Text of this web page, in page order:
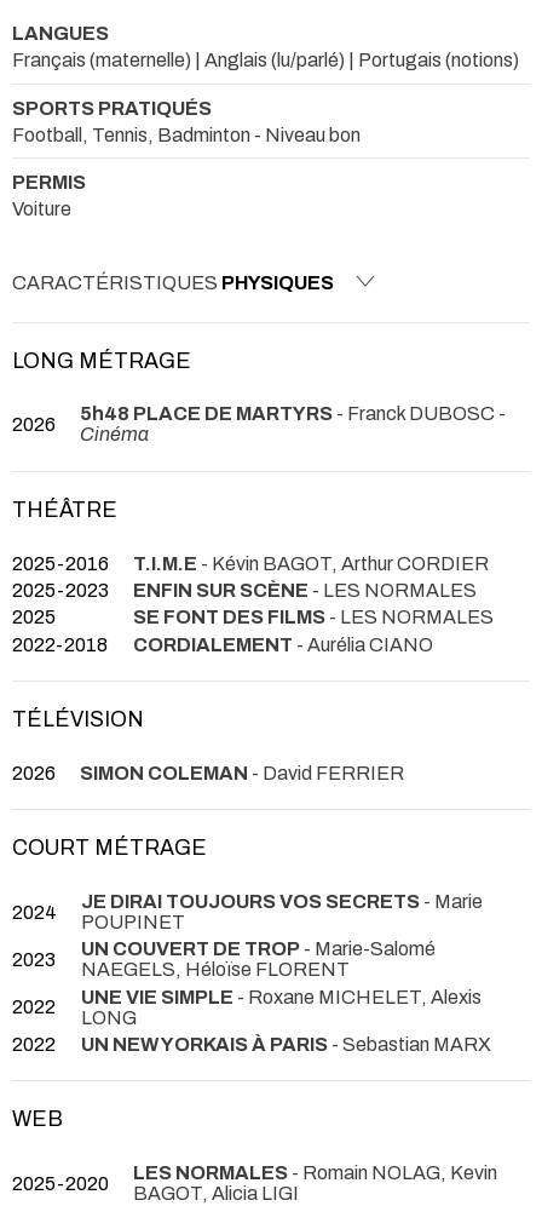
LANGUES
Français (maternelle) | Anglais (lu/parlé) | Portugais (notions)
SPORTS PRATIQUÉS
Football, Tennis, Badminton - Niveau bon
PERMIS
Voiture
CARACTÉRISTIQUES PHYSIQUES
LONG MÉTRAGE
2026 5h48 PLACE DE MARTYRS - Franck DUBOSC -
Cinéma
THÉÂTRE
2025-2016 T.I.M.E - Kévin BAGOT, Arthur CORDIER
2025-2023
ENFIN SUR SCÈNE - LES NORMALES
2025
SE FONT DES FILMS - LES NORMALES
2022-2018
CORDIALEMENT - Aurélia CIANO
TÉLÉVISION
2026 SIMON COLEMAN - David FERRIER
COURT MÉTRAGE
2024 JE DIRAI TOUJOURS VOS SECRETS - Marie
POUPINET
2023
UN COUVERT DE TROP - Marie-Salomé
NAEGELS, Héloïse FLORENT
2022
UNE VIE SIMPLE - Roxane MICHELET, Alexis
LONG
2022
UN NEW YORKAIS À PARIS - Sebastian MARX
WEB
2025-2020 LES NORMALES - Romain NOLAG, Kevin
BAGOT, Alicia LIGI